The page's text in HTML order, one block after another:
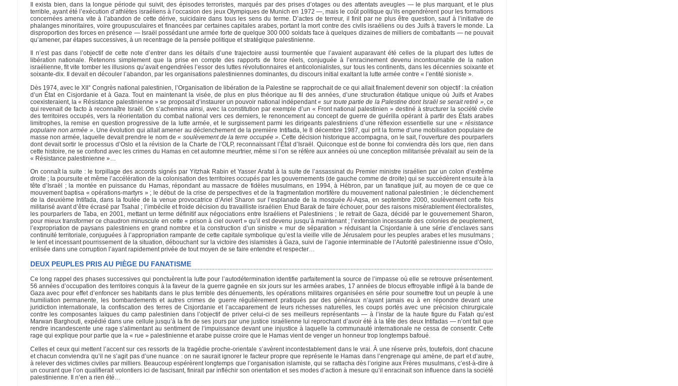
Il exista bien, dans la longue période qui suivit, des épisodes terroristes, marqués par des prises d’otages ou des attentats aveugles — le plus marquant, et le plus
terrible, ayant été l’exécution d’athlètes israéliens à l’occasion des jeux Olympiques de Munich en 1972 —, mais le coût politique qu’ils engendrèrent pour les formations
concernées amena vite à l’abandon de cette dérive, suicidaire dans tous les sens du terme. D’actes de terreur, il finit par ne plus être question, sauf à l’initiative de
phalanges minoritaires, voire groupusculaires et financées par certaines capitales arabes, portant la mort contre des civils israéliens ou des Juifs à travers le monde. La
disproportion des forces en présence — Israël possédant une armée forte de quelque 300 000 soldats face à quelques dizaines de milliers de combattants — ne pouvait
qu’amener, par étapes successives, à un recentrage de la pensée politique et stratégique palestinienne.
Il n’est pas dans l’objectif de cette note d’entrer dans les détails d’une trajectoire aussi tourmentée que l’avaient auparavant été celles de la plupart des luttes de
libération nationale. Retenons simplement que la prise en compte des rapports de force réels, conjuguée à l’enracinement devenu incontournable de la nation
israélienne, fit vite tomber les illusions qu’avait engendrées l’essor des luttes révolutionnaires et anticolonialistes, sur tous les continents, dans les décennies soixante et
soixante-dix. Il devait en découler l’abandon, par les organisations palestiniennes dominantes, du discours initial exaltant la lutte armée contre « l’entité sioniste ».
Dès 1974, avec le XII° Congrès national palestinien, l’Organisation de libération de la Palestine se rapprochait de ce qui allait finalement devenir son objectif : la création
d’un État en Cisjordanie et à Gaza. Tout en maintenant la visée, de plus en plus théorique au fil des années, d’une structuration étatique unique où Juifs et Arabes
coexisteraient, la « Résistance palestinienne » se proposait d’instaurer un pouvoir national indépendant« sur toute partie de la Palestine dont Israël se serait retiré », ce
qui revenait de facto à reconnaître Israël. On s’achemina ainsi, avec la constitution par exemple d’un « Front national palestinien » destiné à structurer la société civile
des territoires occupés, vers la réorientation du combat national vers ces derniers, le renoncement au concept de guerre de guérilla opérant à partir des États arabes
limitrophes, la remise en question progressive de la lutte armée, et le surgissement parmi les dirigeants palestiniens d’une réflexion essentielle sur une « résistance
populaire non armée ». Une évolution qui allait amener au déclenchement de la première Intifada, le 8 décembre 1987, qui prit la forme d’une mobilisation populaire de
masse non armée, laquelle devait prendre le nom de« soulèvement de la terre occupée » . Cette décision historique accompagna, on le sait, l’ouverture des pourparlers
dont devait sortir le processus d’Oslo et la révision de la Charte de l’OLP, reconnaissant l’État d’Israël. Quiconque est de bonne foi conviendra dès lors que, rien dans
cette histoire, ne se confond avec les crimes du Hamas en cet automne meurtrier, même si l’on se réfère aux années où une conception militarisée prévalait au sein de la
« Résistance palestinienne »…
On connaît la suite : le torpillage des accords signés par Yitzhak Rabin et Yasser Arafat à la suite de l’assassinat du Premier ministre israélien par un colon d’extrême
droite ; la poursuite et même l’accélération de la colonisation des territoires occupés par les gouvernements (de gauche comme de droite) qui se succédèrent ensuite à la
tête d’Israël ; la montée en puissance du Hamas, répondant au massacre de fidèles musulmans, en 1994, à Hébron, par un fanatique juif, au moyen de ce que ce
mouvement baptisa « opérations-martyrs » ; le début de la crise de perspectives et de la fragmentation mortifère du mouvement national palestinien ; le déclenchement
de la deuxième Intifada, dans la foulée de la venue provocatrice d’Ariel Sharon sur l’esplanade de la mosquée Al-Aqsa, en septembre 2000, soulèvement cette fois
militarisé avant d’être écrasé par Tsahal ; l’imbécile et froide décision du travailliste israélien Ehud Barak de faire échouer, pour des raisons misérablement électoralistes,
les pourparlers de Taba, en 2001, mettant un terme définitif aux négociations entre Israéliens et Palestiniens ; le retrait de Gaza, décidé par le gouvernement Sharon,
pour mieux transformer ce chaudron minuscule en cette « prison à ciel ouvert » qu’il est devenu jusqu’à maintenant ; l’extension incessante des colonies de peuplement,
l’expropriation de paysans palestiniens en grand nombre et la construction d’un sinistre « mur de séparation » réduisant la Cisjordanie à une série d’enclaves sans
continuité territoriale, conjuguées à l’appropriation rampante de cette capitale symbolique qu’est la vieille ville de Jérusalem pour les peuples arabes et les musulmans ;
le lent et incessant pourrissement de la situation, débouchant sur la victoire des islamistes à Gaza, suivi de l’agonie interminable de l’Autorité palestinienne issue d’Oslo,
enlisée dans une corruption l’ayant rapidement privée de tout moyen de se faire entendre et respecter…
DEUX PEUPLES PRIS AU PIÈGE DU FANATISME
Ce long rappel des phases successives qui ponctuèrent la lutte pour l’autodétermination identifie parfaitement la source de l’impasse où elle se retrouve présentement.
56 années d’occupation des territoires conquis à la faveur de la guerre gagnée en six jours sur les armées arabes, 17 années de blocus effroyable infligé à la bande de
Gaza avec pour effet d’enfoncer ses habitants dans le plus terrible des dénuements, les opérations militaires organisées en série pour soumettre tout un peuple à une
humiliation permanente, les bombardements et autres crimes de guerre régulièrement pratiqués par des généraux n’ayant jamais eu à en répondre devant une
juridiction internationale, la confiscation des terres de Cisjordanie et l’accaparement de leurs richesses naturelles, les coups portés avec une précision chirurgicale
contre les composantes laïques du camp palestinien dans l’objectif de priver celui-ci de ses meilleurs représentants — à l’instar de la haute figure du Fatah qu’est
Marwan Barghouti, expédié dans une cellule jusqu’à la fin de ses jours par une justice israélienne lui reprochant d’avoir été à la tête des deux Intifadas — n’ont fait que
rendre incandescente une rage s’alimentant au sentiment de l’impuissance devant une injustice à laquelle la communauté internationale ne cessa de consentir. Cette
rage qui explique pour partie que la « rue » palestinienne et arabe puisse croire que le Hamas vient de venger un honneur trop longtemps bafoué.
Celles et ceux qui mettent l’accent sur ces ressorts de la tragédie proche-orientale s’avèrent incontestablement dans le vrai. À une réserve près, toutefois, dont chacune
et chacun conviendra qu’il ne s’agit pas d’une nuance : on ne saurait ignorer le facteur propre que représente le Hamas dans l’engrenage qui amène, de part et d’autre,
à relever des victimes civiles par milliers. Beaucoup espérèrent longtemps que l’organisation islamiste, qui se rattacha dès l’origine aux Frères musulmans, c’est-à-dire à
un courant que l’on qualifierait volontiers ici de fascisant, finirait par infléchir son orientation et ses modes d’action à mesure qu’il enracinait son influence dans la société
palestinienne. Il n’en a rien été…